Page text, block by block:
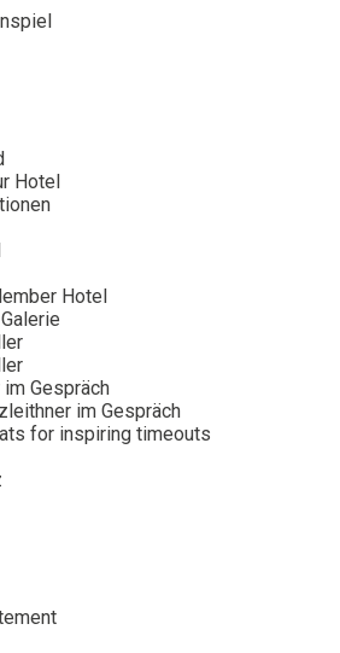
Hotel
Hotel
Gespräch
im Gespräch
for inspiring timeouts